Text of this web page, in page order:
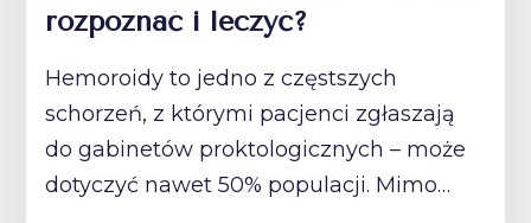
rozpoznać i leczyć?
Hemoroidy to jedno z częstszych
schorzeń, z którymi pacjenci zgłaszają
do gabinetów proktologicznych – może
dotyczyć nawet 50% populacji. Mimo…